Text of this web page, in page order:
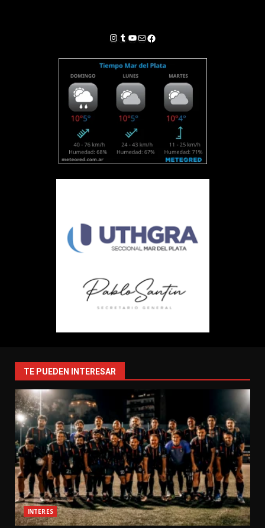
Instagram
Tumblr
YouTube
Correo electrónico
Facebook
TE PUEDEN INTERESAR
INTERES